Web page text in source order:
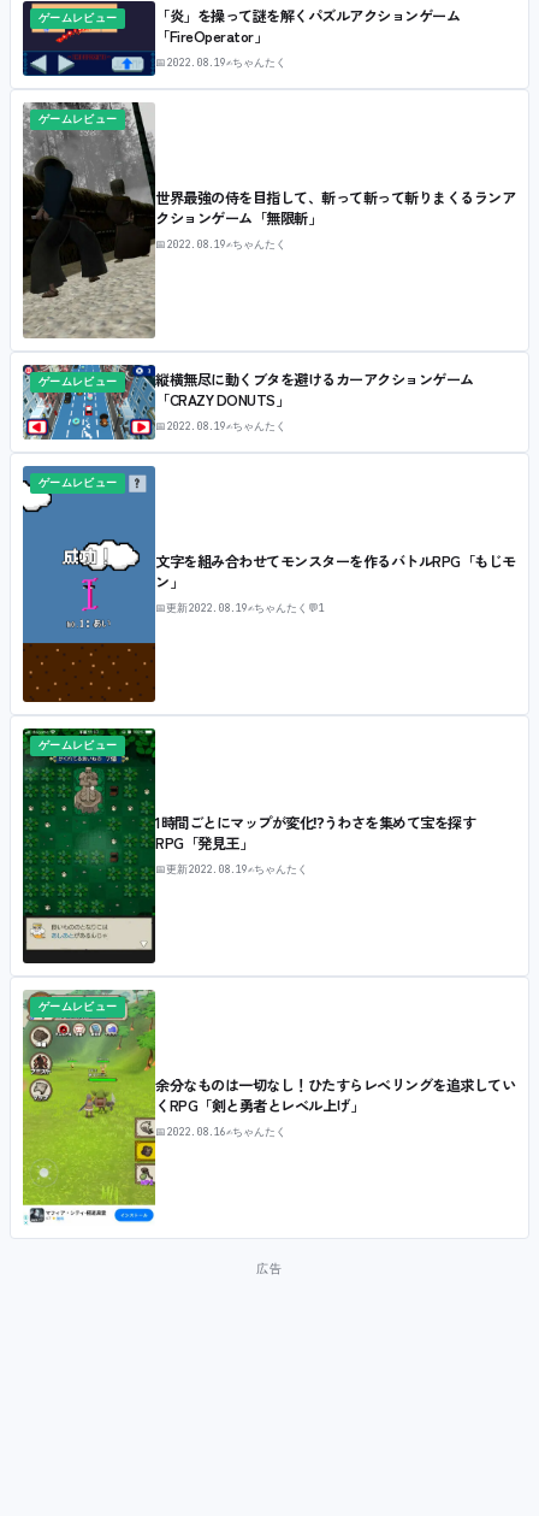
ゲームレビュー
「炎」を操って謎を解くパズルアクションゲーム
「FireOperator」
📅2022.08.19✍ちゃんたく
ゲームレビュー
世界最強の侍を目指して、斬って斬って斬りまくるランア
クションゲーム「無限斬」
📅2022.08.19✍ちゃんたく
ゲームレビュー
縦横無尽に動くブタを避けるカーアクションゲーム
「CRAZY DONUTS」
📅2022.08.19✍ちゃんたく
ゲームレビュー
文字を組み合わせてモンスターを作るバトルRPG「もじモ
ン」
📅更新2022.08.19✍ちゃんたく 💬1
ゲームレビュー
1時間ごとにマップが変化⁉うわさを集めて宝を探す
RPG「発見王」
📅更新2022.08.19✍ちゃんたく
ゲームレビュー
余分なものは一切なし！ひたすらレベリングを追求してい
くRPG「剣と勇者とレベル上げ」
📅2022.08.16✍ちゃんたく